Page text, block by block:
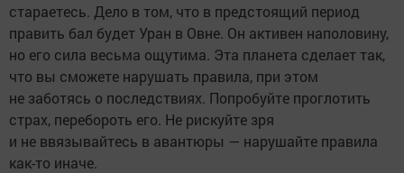
стараетесь. Дело в том, что в предстоящий период
править бал будет Уран в Овне. Он активен наполовину,
но его сила весьма ощутима. Эта планета сделает так,
что вы сможете нарушать правила, при этом
не заботясь о последствиях. Попробуйте проглотить
страх, перебороть его. Не рискуйте зря
и не ввязывайтесь в авантюры — нарушайте правила
как-то иначе.